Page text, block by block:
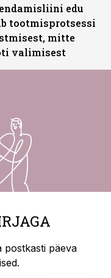
edu
tootmisprotsessi
mitte
valimisest
postkasti päeva